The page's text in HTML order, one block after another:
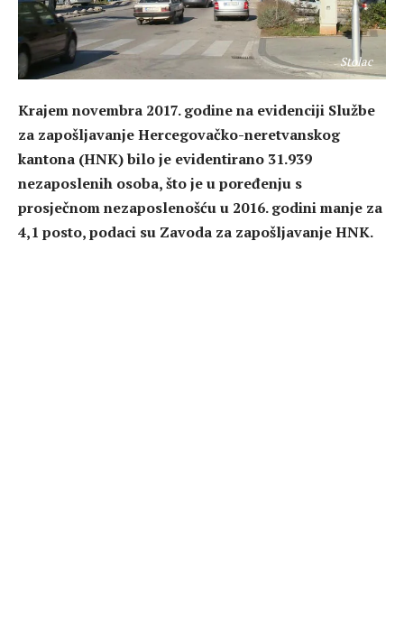
Stolac
Krajem novembra 2017. godine na evidenciji Službe
za zapošljavanje Hercegovačko-neretvanskog
kantona (HNK) bilo je evidentirano 31.939
nezaposlenih osoba, što je u poređenju s
prosječnom nezaposlenošću u 2016. godini manje za
4,1 posto, podaci su Zavoda za zapošljavanje HNK.